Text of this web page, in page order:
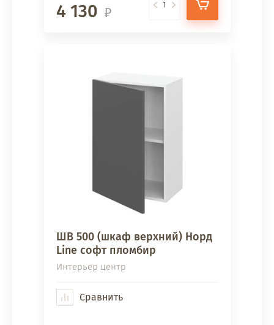
4 130
ШВ 500 (шкаф верхний) Норд
Line софт пломбир
Интерьер центр
Сравнить